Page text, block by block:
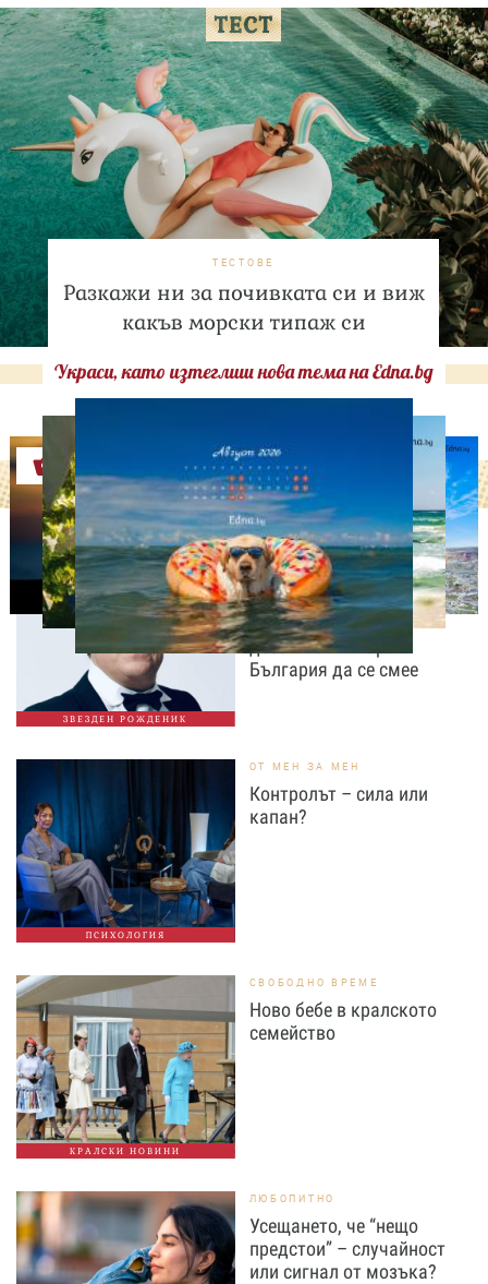
ТЕСТОВЕ
Разкажи ни за почивката си и виж
какъв морски типаж си
Украси, като изтеглиш нова тема на Edna.bg
Оферти
ЗВЕЗДЕН РОЖДЕНИК
ДНЕС ПРАЗНУВАТ
Какво не знаем за Георги
Мамалев - актьорът,
който повече от пет
десетилетия кара
България да се смее
ПСИХОЛОГИЯ
ОТ МЕН ЗА МЕН
Контролът – сила или
капан?
КРАЛСКИ НОВИНИ
СВОБОДНО ВРЕМЕ
Ново бебе в кралското
семейство
ЛЮБОПИТНО
Усещането, че “нещо
предстои” – случайност
или сигнал от мозъка?